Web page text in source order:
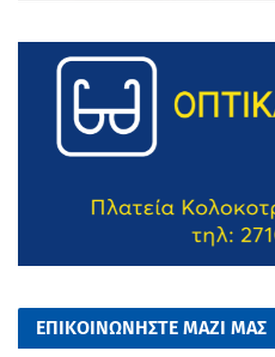
ΕΠΙΚΟΙΝΩΝΗΣΤΕ ΜΑΖΙ ΜΑΣ